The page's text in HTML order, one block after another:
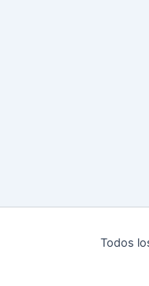
Todos